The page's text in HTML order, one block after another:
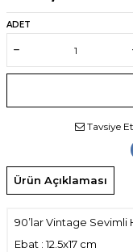
ADET
Tavsiye Et
Ürün Açıklaması
90’lar Vintage
Ebat : 12.5x17 cm